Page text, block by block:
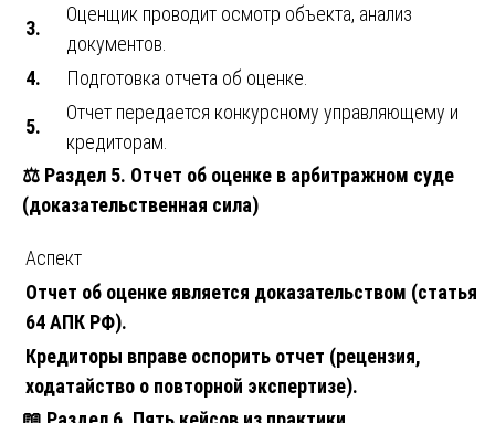
3.
Оценщик проводит осмотр объекта, анализ
документов.
4.
Подготовка отчета об оценке.
5.
Отчет передается конкурсному управляющему и
кредиторам.
⚖️ Раздел 5. Отчет об оценке в арбитражном суде
(доказательственная сила)
Аспект
Отчет об оценке является доказательством (статья
64 АПК РФ).
Кредиторы вправе оспорить отчет (рецензия,
ходатайство о повторной экспертизе).